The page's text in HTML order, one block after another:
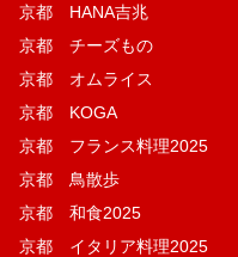
京都 HANA吉兆
京都 チーズもの
京都 オムライス
京都 KOGA
京都 フランス料理2025
京都 鳥散歩
京都 和食2025
京都 イタリア料理2025